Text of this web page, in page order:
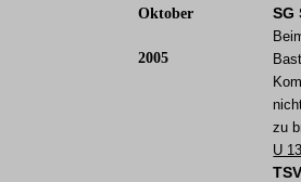
Oktober
2005
SG
zu
U